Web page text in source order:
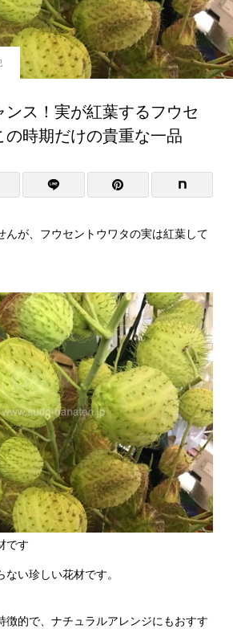
ンス！実が紅葉するフウセ
の時期だけの貴重な一品
んが、フウセントウワタの実は紅葉して
です
い珍しい花材です。
徴的で、ナチュラルアレンジにもおすす